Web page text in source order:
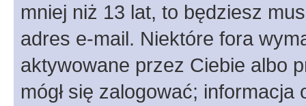
mniej niż 13 lat, to będziesz
adres e-mail. Niektóre fora
aktywowane przez Ciebie albo
mógł się zalogować;